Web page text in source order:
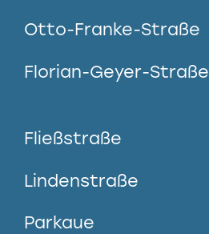
Otto-Franke-Straße
Florian-Geyer-Straße
Fließstraße
Lindenstraße
Parkaue